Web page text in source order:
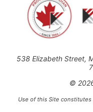
538 Elizabeth Street,
©
Use of this Site